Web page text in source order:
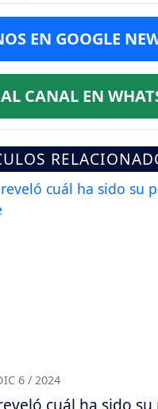
EN GOOGLE
CANAL EN
6 / 2024
cuál ha sido